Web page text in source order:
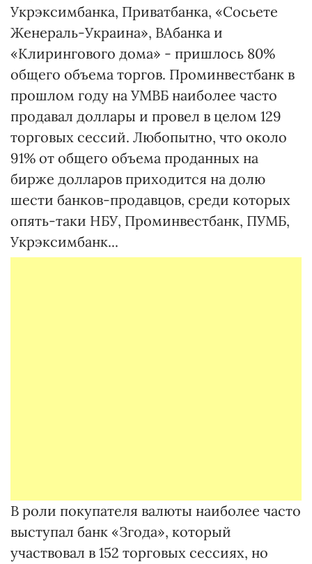
Укрэксимбанка, Приватбанка, «Сосьете
Женераль-Украина», ВАбанка и
«Клирингового дома» - пришлось 80%
общего объема торгов. Проминвестбанк в
прошлом году на УМВБ наиболее часто
продавал доллары и провел в целом 129
торговых сессий. Любопытно, что около
91% от общего объема проданных на
бирже долларов приходится на долю
шести банков-продавцов, среди которых
опять-таки НБУ, Проминвестбанк, ПУМБ,
Укрэксимбанк...
В роли покупателя валюты наиболее часто
выступал банк «Згода», который
участвовал в 152 торговых сессиях, но